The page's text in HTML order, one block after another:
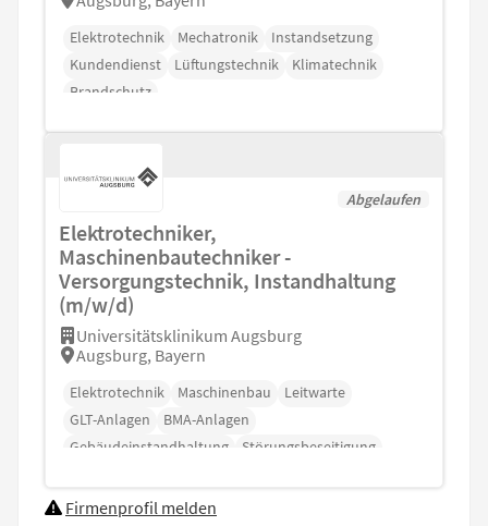
Elektrotechnik Mechatronik
Instandsetzung
Kundendienst
Lüftungstechnik
Klimatechnik
Brandschutz
Abgelaufen
Elektrotechniker,
Maschinenbautechniker -
Versorgungstechnik, Instandhaltung
(m/w/d)
Universitätsklinikum Augsburg
Augsburg, Bayern
Elektrotechnik Maschinenbau
Leitwarte
GLT-Anlagen
BMA-Anlagen
Gebäudeinstandhaltung
Störungsbeseitigung
Firmenprofil melden